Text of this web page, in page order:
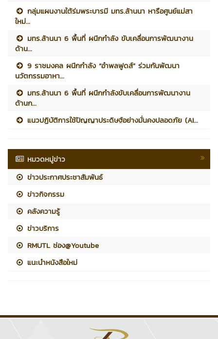
กลุ่มแผนงานใต้ร่มพระบารมี มทร.ล้านนา หารือศูนย์แม่สา
ใหม่...
มทร.ล้านนา 6 พื้นที่ ผนึกกำลัง ขับเคลื่อนการพัฒนางาน
ด้าน...
9 ราชมงคล ผนึกกำลัง “อำพลฟูดส์” ร่วมกันพัฒนา
นวัตกรรมอาหา...
มทร.ล้านนา 6 พื้นที่ ผนึกกำลังขับเคลื่อนการพัฒนางาน
ด้านก...
แนวปฏิบัติการใช้ปัญญาประดิษฐ์อย่างมั่นคงปลอดภัย (AI...
หมวดหมู่ข่าว
ข่าวประกาศประชาสัมพันธ์
ข่าวกิจกรรม
คลังความรู้
ข่าวบริการ
RMUTL ช่อง@Youtube
แนะนำหนังสือใหม่